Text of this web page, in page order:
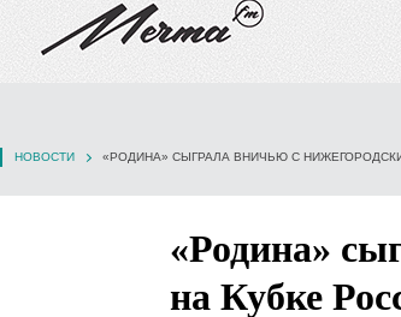
НОВОСТИ «РОДИНА» СЫГРАЛА ВНИЧЬЮ С
«Родина»
на Кубке